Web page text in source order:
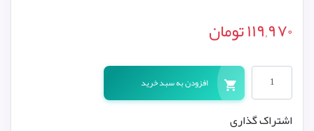
۱۱۹,۹۷۰تومان
افزودن به سبد خرید
اشتراک گذاری